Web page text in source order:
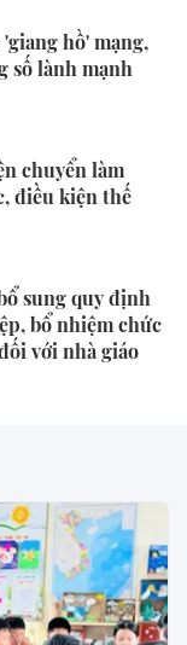
hồ' mạng,
số lành mạnh
chuyển làm
điều kiện thế
sung quy định
bổ nhiệm chức
với nhà giáo